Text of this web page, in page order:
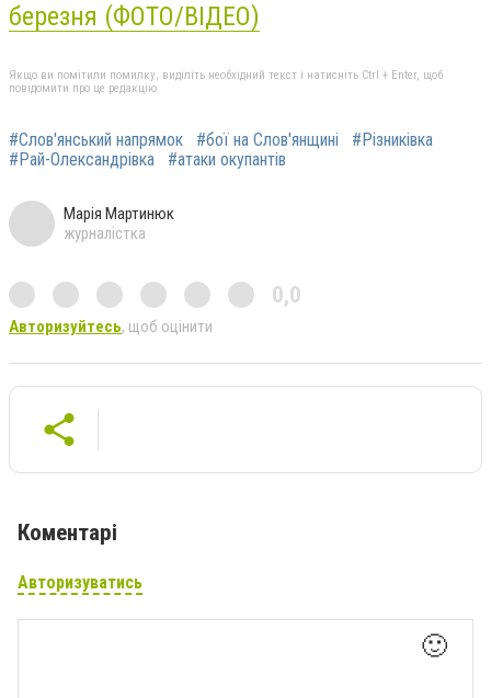
березня (ФОТО/ВІДЕО)
Якщо ви помітили помилку, виділіть необхідний текст і натисніть Ctrl + Enter, щоб
повідомити про це редакцію
#Слов'янський напрямок #бої на Слов'янщині
#Різниківка
#Рай-Олександрівка
#атаки окупантів
Марія Мартинюк
журналістка
0,0
Авторизуйтесь, щоб оцінити
Коментарі
Авторизуватись
🙂